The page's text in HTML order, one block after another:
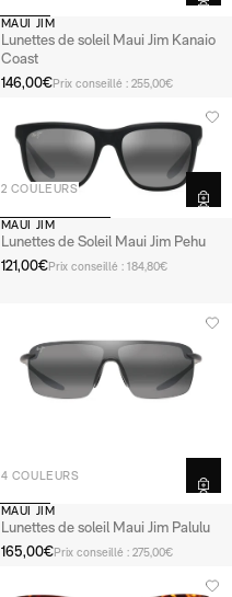
MAUI JIM
Lunettes de soleil Maui Jim Kanaio
Coast
146,00€Prix conseillé : 255,00€
2 COULEURS
MAUI JIM
Lunettes de Soleil Maui Jim Pehu
121,00€Prix conseillé : 184,80€
4 COULEURS
MAUI JIM
Lunettes de soleil Maui Jim Palulu
165,00€Prix conseillé : 275,00€